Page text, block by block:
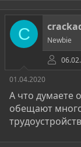
А некоторые
знаний и
бутылку
интересом,
заниматься,
информацию,
пожаловать!
сам, но не
Информации
C
Newbie
01.04.2020
А что думаете
обещают